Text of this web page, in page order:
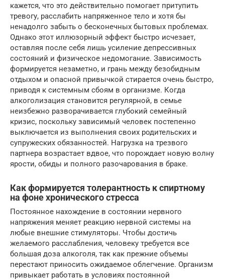
кажется, что это действительно помогает притупить
тревогу, расслабить напряженное тело и хотя бы
ненадолго забыть о бесконечных бытовых проблемах.
Однако этот иллюзорный эффект быстро исчезает,
оставляя после себя лишь усиление депрессивных
состояний и физическое недомогание. Зависимость
формируется незаметно, и грань между безобидным
отдыхом и опасной привычкой стирается очень быстро,
приводя к системным сбоям в организме. Когда
алкоголизация становится регулярной, в семье
неизбежно разворачивается глубокий семейный
кризис, поскольку зависимый человек постепенно
выключается из выполнения своих родительских и
супружеских обязанностей. Нагрузка на трезвого
партнера возрастает вдвое, что порождает новую волну
ярости, обиды и полного разочарования в браке.
Как формируется толерантность к спиртному
на фоне хронического стресса
Постоянное нахождение в состоянии нервного
напряжения меняет реакцию нервной системы на
любые внешние стимуляторы. Чтобы достичь
желаемого расслабления, человеку требуется все
большая доза алкоголя, так как прежние объемы
перестают приносить ожидаемое облегчение. Организм
привыкает работать в условиях постоянной